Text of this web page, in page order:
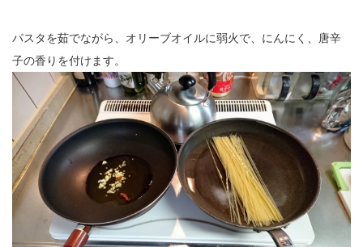
パスタを茹でながら、オリーブオイルに弱火で、にんにく、唐辛
子の香りを付けます。